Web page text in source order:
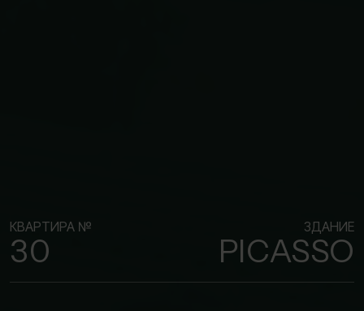
КВАРТИРА №
30
ЗДАНИЕ
PICASSO